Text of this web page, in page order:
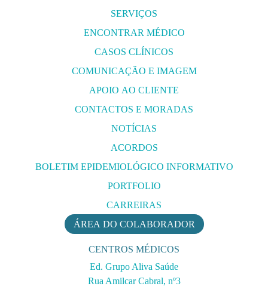
SERVIÇOS
ENCONTRAR MÉDICO
CASOS CLÍNICOS
COMUNICAÇÃO E IMAGEM
APOIO AO CLIENTE
CONTACTOS E MORADAS
NOTÍCIAS
ACORDOS
BOLETIM EPIDEMIOLÓGICO INFORMATIVO
PORTFOLIO
CARREIRAS
ÁREA DO COLABORADOR
CENTROS MÉDICOS
Ed. Grupo Aliva Saúde
Rua Amilcar Cabral, nº3